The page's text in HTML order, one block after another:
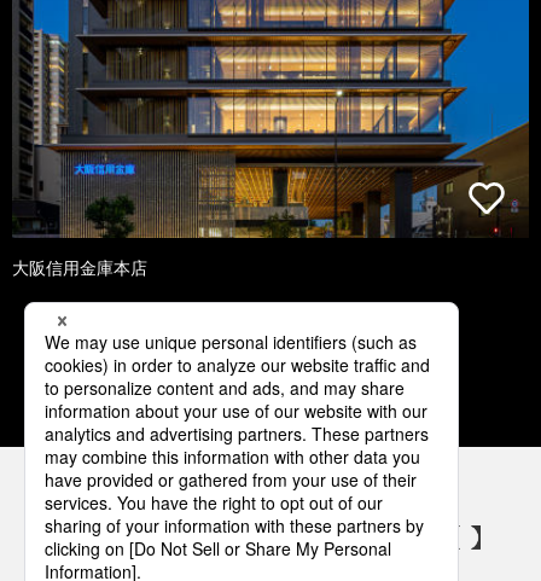
大阪信用金庫本店
1 2 3 4 5
パナソニックの電気設備 SNSアカウント